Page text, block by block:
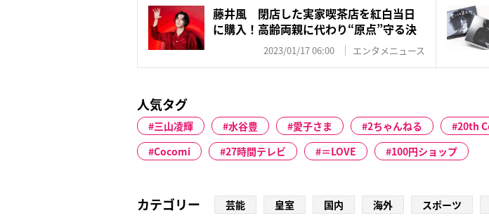
藤井風 閉店した実家喫茶店を紅白当日
に購入！高齢両親に代わり“原点”守る決
2023/01/17 06:00 エンタメニュース
人気タグ
三山凌輝 水谷豊 愛子さま 2ちゃんねる 20th
Cocomi
27時間テレビ ＝LOVE 100円ショップ
カテゴリー 芸能 皇室 国内 海外 スポーツ